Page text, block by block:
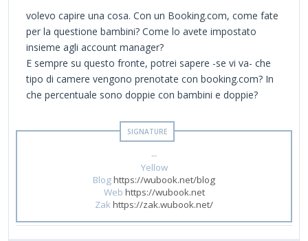
volevo capire una cosa. Con un Booking.com, come fate
per la questione bambini? Come lo avete impostato
insieme agli account manager?
E sempre su questo fronte, potrei sapere -se vi va- che
tipo di camere vengono prenotate con booking.com? In
che percentuale sono doppie con bambini e doppie?
--
Yellow
Bloghttps://wubook.net/blog
Web https://wubook.net
Zakhttps://zak.wubook.net/